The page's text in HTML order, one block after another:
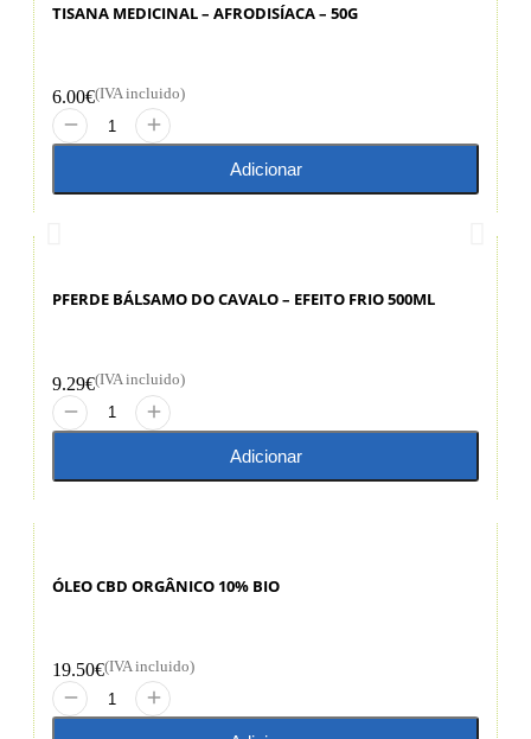
TISANA MEDICINAL – AFRODISÍACA – 50G
6.00€(IVA incluido)
Adicionar
PFERDE BÁLSAMO DO CAVALO – EFEITO FRIO 500ML
9.29€(IVA incluido)
Adicionar
ÓLEO CBD ORGÂNICO 10% BIO
19.50€(IVA incluido)